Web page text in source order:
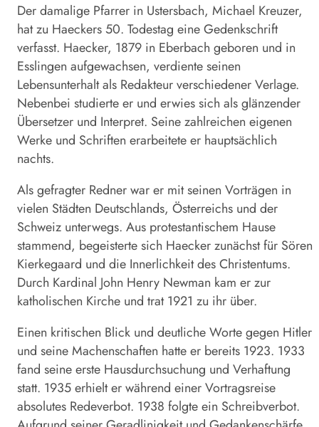
Der damalige Pfarrer in Ustersbach, Michael Kreuzer,
hat zu Haeckers 50. Todestag eine Gedenkschrift
verfasst. Haecker, 1879 in Eberbach geboren und in
Esslingen aufgewachsen, verdiente seinen
Lebensunterhalt als Redakteur verschiedener Verlage.
Nebenbei studierte er und erwies sich als glänzender
Übersetzer und Interpret. Seine zahlreichen eigenen
Werke und Schriften erarbeitete er hauptsächlich
nachts.
Als gefragter Redner war er mit seinen Vorträgen in
vielen Städten Deutschlands, Österreichs und der
Schweiz unterwegs. Aus protestantischem Hause
stammend, begeisterte sich Haecker zunächst für Sören
Kierkegaard und die Innerlichkeit des Christentums.
Durch Kardinal John Henry Newman kam er zur
katholischen Kirche und trat 1921 zu ihr über.
Einen kritischen Blick und deutliche Worte gegen Hitler
und seine Machenschaften hatte er bereits 1923. 1933
fand seine erste Hausdurchsuchung und Verhaftung
statt. 1935 erhielt er während einer Vortragsreise
absolutes Redeverbot. 1938 folgte ein Schreibverbot.